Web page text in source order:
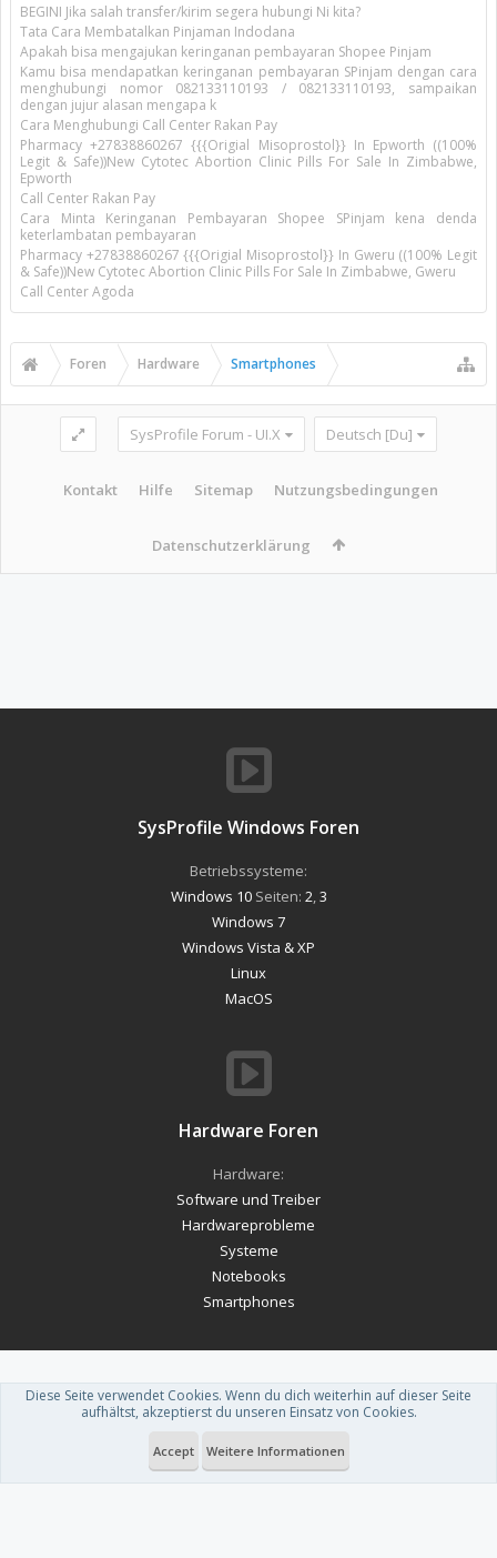
BEGINI Jika salah transfer/kirim segera hubungi Ni kita?
Tata Cara Membatalkan Pinjaman Indodana
Apakah bisa mengajukan keringanan pembayaran Shopee Pinjam
Kamu bisa mendapatkan keringanan pembayaran SPinjam dengan cara
menghubungi nomor 082133110193 / 082133110193, sampaikan
dengan jujur alasan mengapa k
Cara Menghubungi Call Center Rakan Pay
Pharmacy +27838860267 {{{Origial Misoprostol}} In Epworth ((100%
Legit & Safe))New Cytotec Abortion Clinic Pills For Sale In Zimbabwe,
Epworth
Call Center Rakan Pay
Cara Minta Keringanan Pembayaran Shopee SPinjam kena denda
keterlambatan pembayaran
Pharmacy +27838860267 {{{Origial Misoprostol}} In Gweru ((100% Legit
& Safe))New Cytotec Abortion Clinic Pills For Sale In Zimbabwe, Gweru
Call Center Agoda
Foren Hardware Smartphones
SysProfile Forum - UI.X Deutsch [Du]
Kontakt Hilfe Sitemap Nutzungsbedingungen
Datenschutzerklärung
SysProfile Windows Foren
Betriebssysteme:
Windows 10Seiten: 2,3
Windows 7
Windows Vista & XP
Linux
MacOS
Hardware Foren
Hardware:
Software und Treiber
Hardwareprobleme
Systeme
Notebooks
Smartphones
Forum software by XenForo™-Deutsch von xenDach
Theme designed by ThemeHouse.
Diese Seite verwendet Cookies. Wenn du dich weiterhin auf dieser Seite
aufhältst, akzeptierst du unseren Einsatz von Cookies.
Accept Weitere Informationen